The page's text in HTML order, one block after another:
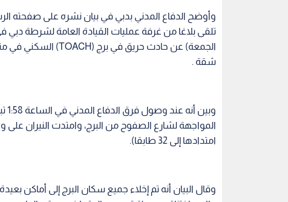
وأوضح الدفاع المدني بدبي في بيان نشره على صفحته
شقة .
امتدادها إلى 32 طابقا).
وقال البيان أنه تم إخلاء جميع سكان البرج إلى أماكن